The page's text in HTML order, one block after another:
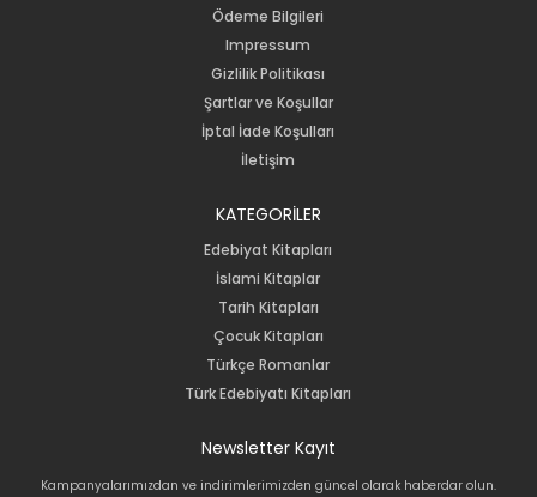
Ödeme Bilgileri
Impressum
Gizlilik Politikası
Şartlar ve Koşullar
İptal İade Koşulları
İletişim
KATEGORİLER
Edebiyat Kitapları
İslami Kitaplar
Tarih Kitapları
Çocuk Kitapları
Türkçe Romanlar
Türk Edebiyatı Kitapları
Newsletter Kayıt
Kampanyalarımızdan ve indirimlerimizden güncel olarak haberdar olun.